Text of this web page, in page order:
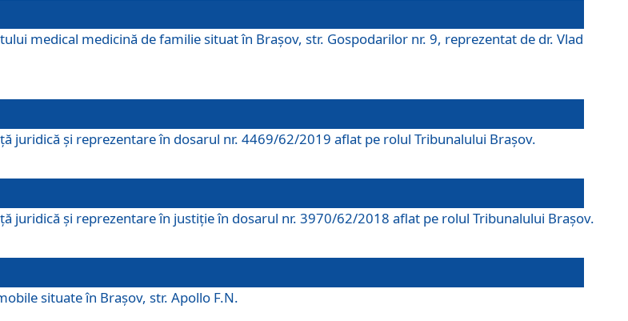
medical medicină de familie situat în Braşov, str. Gospodarilor nr. 9, reprezentat de dr. Vlad
juridică şi reprezentare în dosarul nr. 4469/62/2019 aflat pe rolul Tribunalului Braşov.
juridică şi reprezentare în justiţie în dosarul nr. 3970/62/2018 aflat pe rolul Tribunalului Braşov.
situate în Brașov, str. Apollo F.N.